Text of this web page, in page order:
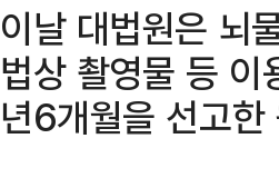
이날 대법원은 뇌
법상 촬영물 등
년6개월을 선고